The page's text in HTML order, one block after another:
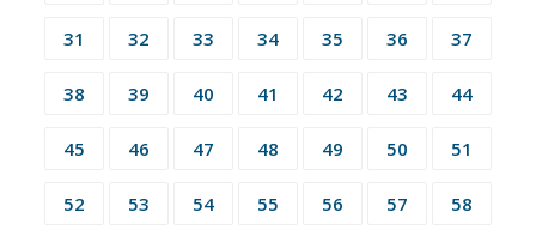
31 32 33 34 35 36 37
38 39 40 41 42 43 44
45 46 47 48 49 50 51
52 53 54 55 56 57 58